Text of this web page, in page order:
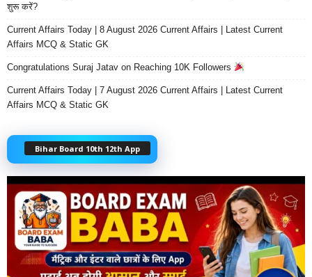
शुरू करें?
Current Affairs Today | 8 August 2026 Current Affairs | Latest Current
Affairs MCQ & Static GK
Congratulations Suraj Jatav on Reaching 10K Followers
Current Affairs Today | 7 August 2026 Current Affairs | Latest Current
Affairs MCQ & Static GK
Bihar Board 10th 12th App